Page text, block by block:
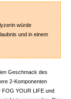
würde
und in einem
Geschmack des
2-Komponenten
FOG YOUR LIFE und